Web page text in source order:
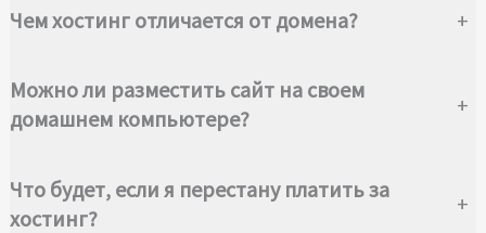
Чем хостинг отличается от домена? +
Можно ли разместить сайт на своем
домашнем компьютере?
+
Что будет, если я перестану платить за
хостинг?
+